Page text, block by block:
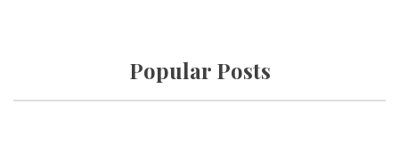
Popular Posts